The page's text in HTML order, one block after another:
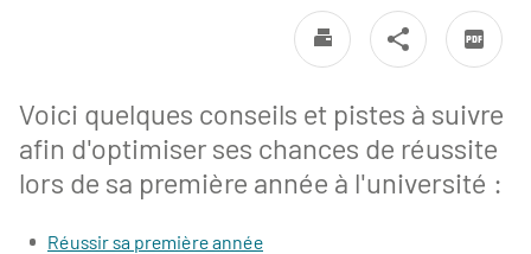
Voici quelques conseils et pistes à suivre
afin d'optimiser ses chances de réussite
lors de sa première année à l'université :
Réussir sa première année